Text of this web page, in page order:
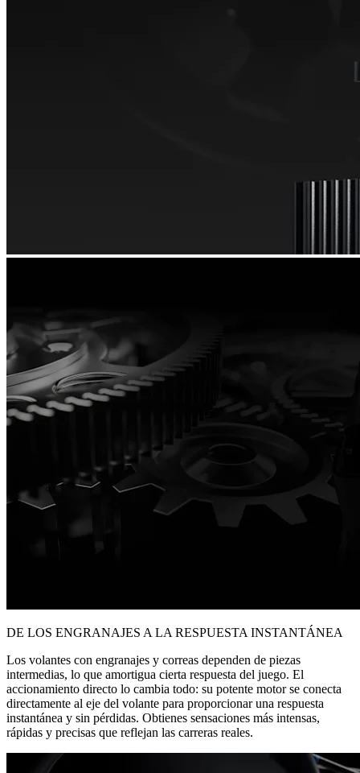
DE LOS ENGRANAJES A LA RESPUESTA INSTANTÁNEA
Los volantes con engranajes y correas dependen de piezas
intermedias, lo que amortigua cierta respuesta del juego. El
accionamiento directo lo cambia todo: su potente motor se conecta
directamente al eje del volante para proporcionar una respuesta
instantánea y sin pérdidas. Obtienes sensaciones más intensas,
rápidas y precisas que reflejan las carreras reales.